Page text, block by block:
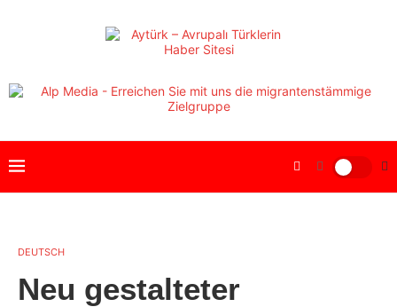
DEUTSCH
Neu gestalteter